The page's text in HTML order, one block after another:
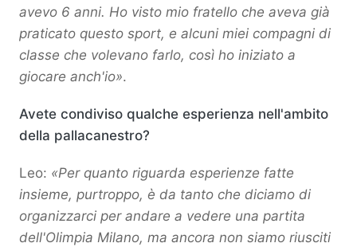
avevo 6 anni. Ho visto mio fratello che aveva già
praticato questo sport, e alcuni miei compagni di
classe che volevano farlo, così ho iniziato a
giocare anch'io».
Avete condiviso qualche esperienza nell'ambito
della pallacanestro?
Leo: «Per quanto riguarda esperienze fatte
insieme, purtroppo, è da tanto che diciamo di
organizzarci per andare a vedere una partita
dell'Olimpia Milano, ma ancora non siamo riusciti